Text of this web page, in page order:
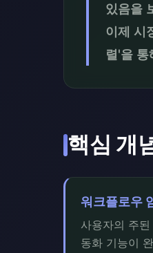
있음을
이제 시
렬'을
핵심 개
워크플로우
사용자의 주
동화 기능이